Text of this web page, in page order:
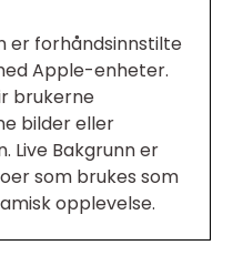
er forhåndsinnstilte
Apple-enheter.
brukerne
bilder eller
Live Bakgrunn er
som brukes som
opplevelse.